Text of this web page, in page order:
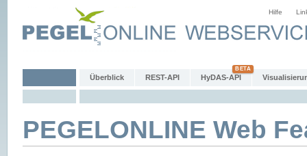
Hilfe
Überblick REST-API HyDAS-API
PEGELONLINE Web